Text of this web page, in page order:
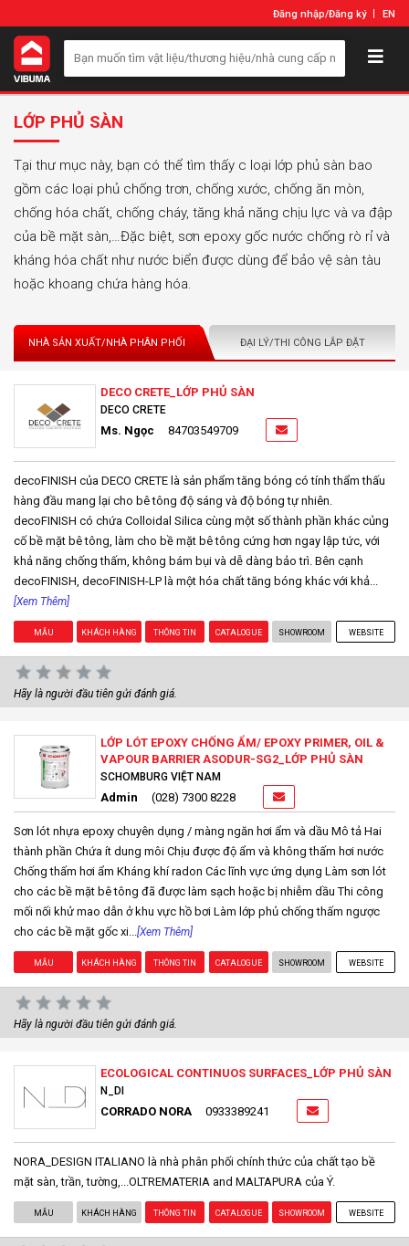
Đăng nhập/Đăng ký EN
LỚP PHỦ SÀN
Tại thư mục này, bạn có thể tìm thấy c loại lớp phủ sàn bao
gồm các loại phủ chống trơn, chống xước, chống ăn mòn,
chống hóa chất, chống cháy, tăng khả năng chịu lực và va đập
của bề mặt sàn,…Đặc biệt, sơn epoxy gốc nước chống rò rỉ và
kháng hóa chất như nước biển được dùng để bảo vệ sàn tàu
hoặc khoang chứa hàng hóa.
NHÀ SẢN XUẤT/NHÀ PHÂN PHỐI ĐẠI LÝ/THI CÔNG LẮP ĐẶT
DECO CRETE_LỚP PHỦ SÀN
DECO CRETE
Ms. Ngọc 84703549709
decoFINISH của DECO CRETE là sản phẩm tăng bóng có tính thẩm thấu
hàng đầu mang lại cho bê tông độ sáng và độ bóng tự nhiên.
decoFINISH có chứa Colloidal Silica cùng một số thành phần khác củng
cố bề mặt bê tông, làm cho bề mặt bê tông cứng hơn ngay lập tức, với
khả năng chống thấm, không bám bụi và dễ dàng bảo trì. Bên cạnh
decoFINISH, decoFINISH-LP là một hóa chất tăng bóng khác với khả...
[Xem Thêm]
MẪU KHÁCH HÀNG THÔNG TIN CATALOGUE SHOWROOM WEBSITE
Hãy là người đầu tiên gửi đánh giá.
LỚP LÓT EPOXY CHỐNG ẨM/ EPOXY PRIMER, OIL &
VAPOUR BARRIER ASODUR-SG2_LỚP PHỦ SÀN
SCHOMBURG VIỆT NAM
Admin (028) 7300 8228
Sơn lót nhựa epoxy chuyên dụng / màng ngăn hơi ẩm và dầu Mô tả Hai
thành phần Chứa ít dung môi Chịu được độ ẩm và không thấm hơi nước
Chống thấm hơi ẩm Kháng khí radon Các lĩnh vực ứng dụng Làm sơn lót
cho các bề mặt bê tông đã được làm sạch hoặc bị nhiễm dầu Thi công
mối nối khử mao dẫn ở khu vực hồ bơi Làm lớp phủ chống thấm ngược
cho các bề mặt gốc xi... [Xem Thêm]
MẪU KHÁCH HÀNG THÔNG TIN CATALOGUE SHOWROOM WEBSITE
Hãy là người đầu tiên gửi đánh giá.
ECOLOGICAL CONTINUOS SURFACES_LỚP PHỦ SÀN
N_DI
CORRADO NORA 0933389241
NORA_DESIGN ITALIANO là nhà phân phối chính thức của chất tạo bề
mặt sàn, trần, tường,...OLTREMATERIA and MALTAPURA của Ý.
MẪU KHÁCH HÀNG THÔNG TIN CATALOGUE SHOWROOM WEBSITE